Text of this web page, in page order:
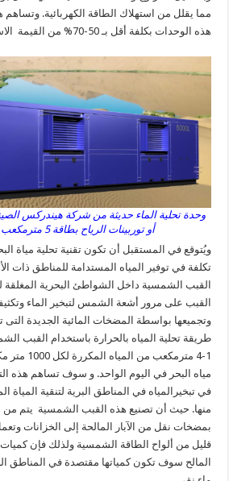
مما يقلل من استهلاك الطاقة الكهربائية.
هذه الوحدات بكلفة أقل بـ 50-70% من القيمة الاساسية لهذه الوحدات.
وحدة تحلية الماء حديثة من شركة هيندركس
أو توربينات الرياح بطاقة 5 مترمكعب بطاقة كهربائية 12 كيلووات
ويُتوقع في المستقبل أن تكون تقنية تحلية مياة
تكلفة في توفير المياه المستدامة للمناطق ذات
القبب الشمسية داخل الشواطئ البحرية المغلقة
القبب على مرور أشعة الشمس لتبخير الماء
وتجميعها بواسطة المضخات المائية الجديدة
طريقة تحلية المياه بالحرارة باستخدام القبب
1-4 مترمكعب
مياه البحر في اليوم الواحد. و سوف تساهم هذه
في تبخيرالمياه في المناطق البرية لتنقية المياة
منها. حيث أن تصنيع هذه القبب الشمسية يتم من
بمضخات نقل من الآبار المالحة إلى الخزانات
قليل من ألواح الطاقة الشمسية ولذلك فإن كميات
المالح سوف تكون كمياتها مقتصدة في المناطق